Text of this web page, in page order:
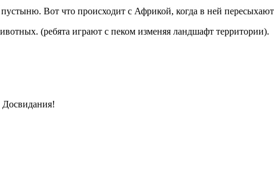
Вот что происходит с Африкой, когда в ней
(ребята играют с пеком изменяя ландшафт территории).
Досвидания!